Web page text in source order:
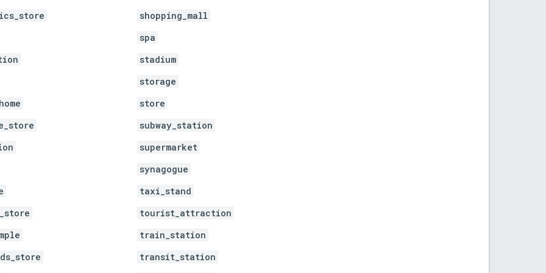
shopping_mall
spa
stadium
storage
store
subway_station
supermarket
synagogue
taxi_stand
tourist_attraction
train_station
transit_station